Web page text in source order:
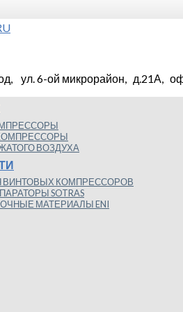
ул. 6-ой микрорайон, д.21А,
ВОЗДУХА
ВИНТОВЫХ КОМПРЕССОРОВ
SOTRAS
МАТЕРИАЛЫ ENI